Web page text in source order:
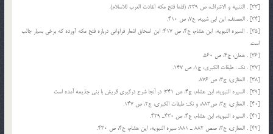
[33] . التنبیه و الاشراف، ص 239، (فلما فتح مكه انقادت العرب للاسلام).
[34] . المصنف، ابن ابی شیبه، ج7، ص 410.
[35] . السیره النبویه، ابن هشام، ج4، ص 417؛ ابن اسحاق اشعار فراوانی درباره فتح مكه آورده كه برخی بسیار جالب
است.
[36] . همان، ج4، ص 560.
[37] . نكـ : طبقات الكبری، ج1، ص 147.
[38] . المغازی، ج3، ص 876.
[39] . السیره النبویه، ابن هشام، ج4، ص 341؛ در آنجا شرح درگیری قریش با بنی جذیمه آمده است
[40] . المغازی، ج3، ص883، و نكـ: طبقات الكبری، ج2، ص 147.
[41] . السیره النبویه، ابن هشام، ج4، ص 430ـ 429.
[42] . المغازی، ج3، صص 882 ـ 881؛ سیره النبویه، این هشام، ج4، ص 430.